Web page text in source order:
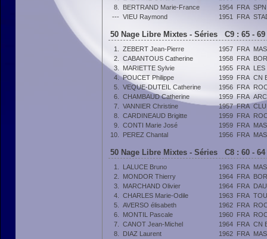
8.
BERTRAND Marie-France 1954 FRA
--- VIEU Raymond 1951 FRA
50 Nage Libre Mixtes - Séries C9 : 65 -
1. ZEBERT Jean-Pierre 1957 FRA
2.
CABANTOUS Catherine 1958 FRA
3.
MARIETTE Sylvie 1955 FRA
4. POUCET Philippe 1959 FRA CN
5.
VEQUE-DUTEIL Catherine 1956 FRA
6.
CHAMBAUD Catherine 1959 FRA
7.
VANNIER Christine 1957 FRA
8.
CARDINEAUD Brigitte 1959 FRA
9.
CONTI Marie José 1959 FRA
10.
PEREZ Chantal 1956 FRA
50 Nage Libre Mixtes - Séries C8 : 60 -
1. LALUCE Bruno 1963 FRA
2.
MONDOR Thierry 1964 FRA
3.
MARCHAND Olivier 1964 FRA
4.
CHARLES Marie-Odile 1963 FRA
5.
AVERSO élisabeth 1962 FRA
6.
MONTIL Pascale 1960 FRA
7.
CANOT Jean-Michel 1964 FRA CN
8.
DIAZ Laurent 1962 FRA